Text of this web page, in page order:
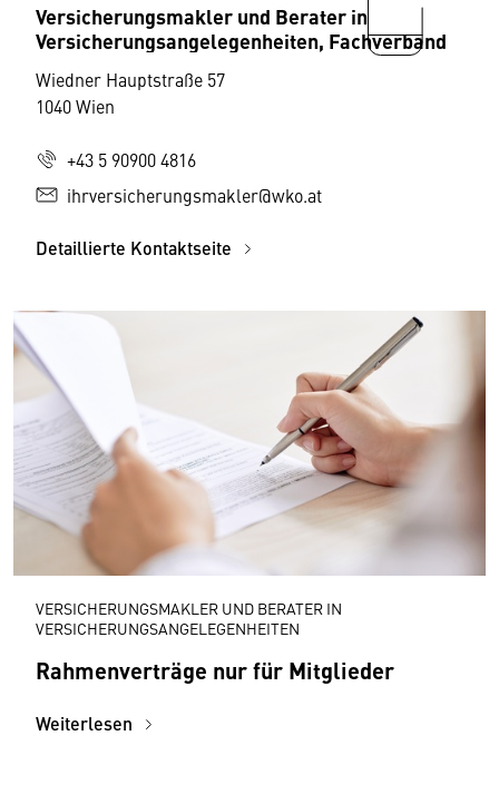
Versicherungsmakler und Berater in
Versicherungsangelegenheiten, Fachverband
Wiedner Hauptstraße 57
1040 Wien
+43 5 90900 4816
ihrversicherungsmakler@wko.at
Detaillierte Kontaktseite
VERSICHERUNGSMAKLER UND BERATER IN
VERSICHERUNGSANGELEGENHEITEN
Rahmenverträge nur für Mitglieder
Weiterlesen